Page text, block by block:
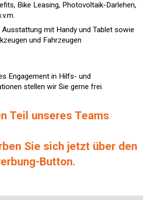
Bike Leasing, Photovoltaik-Darlehen,
Ausstattung mit Handy und Tablet sowie
und Fahrzeugen
Engagement in Hilfs- und
stellen wir Sie gerne frei.
Teil unseres Teams
Sie sich jetzt über den
Button.